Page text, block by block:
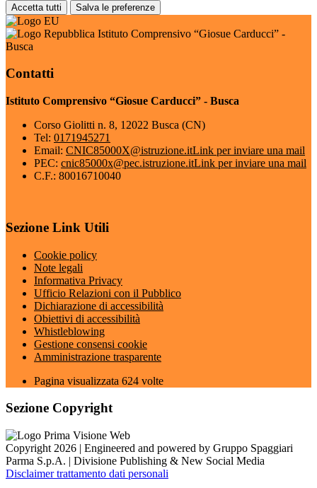
Accetta tutti Salva le preferenze
Istituto Comprensivo “Giosue Carducci” -
Busca
Contatti
Istituto Comprensivo “Giosue Carducci” - Busca
Corso Giolitti n. 8, 12022 Busca (CN)
Tel: 0171945271
Email: CNIC85000X@istruzione.itLink per inviare una mail
PEC: cnic85000x@pec.istruzione.itLink per inviare una mail
C.F.: 80016710040
Sezione Link Utili
Cookie policy
Note legali
Informativa Privacy
Ufficio Relazioni con il Pubblico
Dichiarazione di accessibilità
Obiettivi di accessibilità
Whistleblowing
Gestione consensi cookie
Amministrazione trasparente
Pagina visualizzata 624 volte
Sezione Copyright
Copyright 2026 | Engineered and powered by Gruppo Spaggiari
Parma S.p.A. | Divisione Publishing & New Social Media
Disclaimer trattamento dati personali